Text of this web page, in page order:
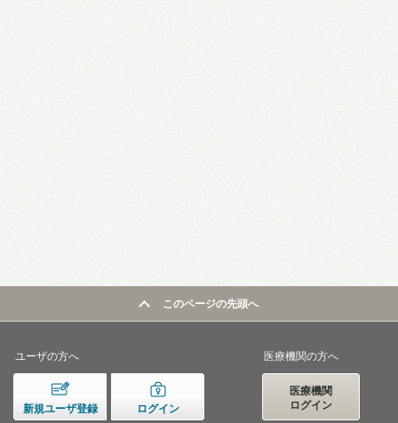
このページの先頭へ
ユーザの方へ
新規ユーザ登録 ログイン
医療機関の方へ
医療機関
ログイン